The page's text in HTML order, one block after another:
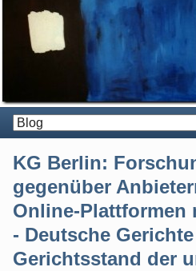
KG Berlin:
gegenüber
Online-Plattformen
- Deutsche
Gerichtsstand der